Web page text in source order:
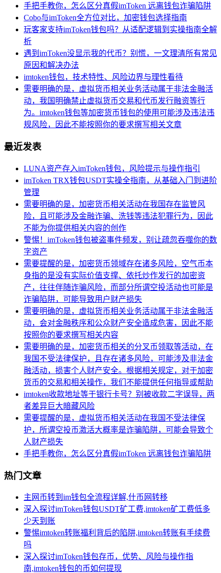
手把手教你，怎么区分真假imToken 远离钱包诈骗陷阱
Cobo与imToken全方位对比，加密钱包选择指南
玩客家支持imToken钱包吗？从适配逻辑到实操指南全解
析
遇到imToken没显示我的代币？别慌，一文理清所有常见
原因和解决办法
imtoken钱包，技术特性、风险边界与理性看待
需要明确的是，虚拟货币相关业务活动属于非法金融活
动，我国明确禁止虚拟货币交易和代币发行融资等行
为。imtoken钱包等加密货币钱包的使用可能涉及违法违
规风险，因此不能按照你的要求撰写相关文章
最近发表
LUNA资产存入imToken钱包，风险提示与操作指引
imToken TRX钱包USDT实操全指南，从基础入门到进阶
管理
需要明确的是，加密货币相关活动在我国存在监管风
险，且可能涉及金融诈骗、洗钱等违法犯罪行为，因此
不能为你提供相关内容的创作
警惕！imToken钱包被盗事件频发，别让疏忽吞噬你的数
字资产
需要提醒的是，加密货币领域存在诸多风险，空气币本
身指的是没有实际价值支撑、依托炒作发行的加密资
产，往往伴随诈骗风险，而部分所谓空投活动也可能是
诈骗陷阱，可能导致用户财产损失
需要明确的是，虚拟货币相关业务活动属于非法金融活
动，会对金融秩序和公众财产安全造成危害，因此不能
按照你的要求撰写相关内容
需要明确的是，加密货币相关的分叉币领取等活动，在
我国不受法律保护，且存在诸多风险，可能涉及非法金
融活动，损害个人财产安全。根据相关规定，对于加密
货币的交易和相关操作，我们不能提供任何指导或帮助
imtoken收款地址等于银行卡号？别被收款二字误导，两
者差异巨大暗藏风险
需要提醒的是，虚拟货币相关活动在我国不受法律保
护，所谓空投币激活大概率是诈骗陷阱，可能会导致个
人财产损失
手把手教你，怎么区分真假imToken 远离钱包诈骗陷阱
热门文章
主网币转到im钱包全流程详解,什币网转移
深入探讨imToken钱包USDT矿工费,imtoken矿工费低多
少天到账
警惕imtoken转账福利背后的陷阱,imtoken转账有手续费
吗
深入探讨imToken钱包存币，优势、风险与操作指
南,imtoken钱包的币如何提现